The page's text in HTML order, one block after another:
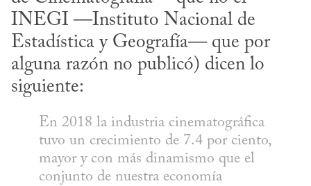
INEGI —Instituto Nacional de
Estadística y Geografía— que por
alguna razón no publicó) dicen lo
siguiente:
En 2018 la industria cinematográfica
tuvo un crecimiento de 7.4 por ciento,
mayor y con más dinamismo que el
conjunto de nuestra economía